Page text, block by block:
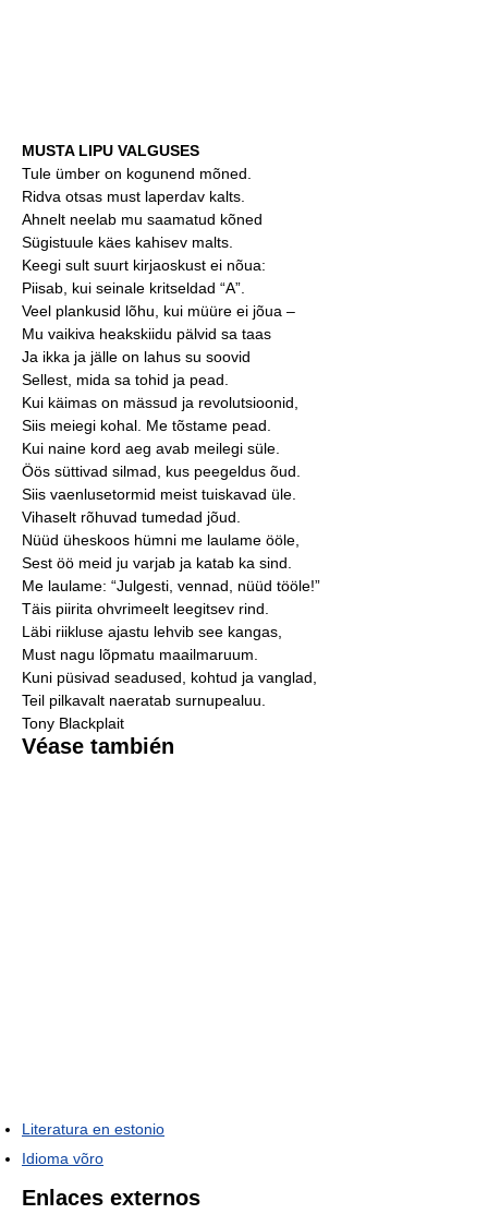
MUSTA LIPU VALGUSES
Tule ümber on kogunend mõned.
Ridva otsas must laperdav kalts.
Ahnelt neelab mu saamatud kõned
Sügistuule käes kahisev malts.
Keegi sult suurt kirjaoskust ei nõua:
Piisab, kui seinale kritseldad “A”.
Veel plankusid lõhu, kui müüre ei jõua –
Mu vaikiva heakskiidu pälvid sa taas
Ja ikka ja jälle on lahus su soovid
Sellest, mida sa tohid ja pead.
Kui käimas on mässud ja revolutsioonid,
Siis meiegi kohal. Me tõstame pead.
Kui naine kord aeg avab meilegi süle.
Öös süttivad silmad, kus peegeldus õud.
Siis vaenlusetormid meist tuiskavad üle.
Vihaselt rõhuvad tumedad jõud.
Nüüd üheskoos hümni me laulame ööle,
Sest öö meid ju varjab ja katab ka sind.
Me laulame: “Julgesti, vennad, nüüd tööle!”
Täis piirita ohvrimeelt leegitsev rind.
Läbi riikluse ajastu lehvib see kangas,
Must nagu lõpmatu maailmaruum.
Kuni püsivad seadused, kohtud ja vanglad,
Teil pilkavalt naeratab surnupealuu.
Tony Blackplait
Véase también
Literatura en estonio
Idioma võro
Enlaces externos